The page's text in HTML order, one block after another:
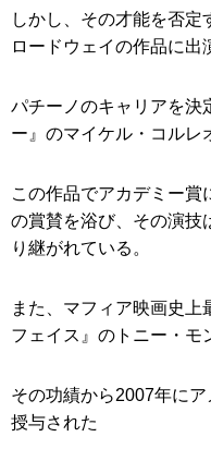
しかし、その才能を否
ロードウェイの作品に出
パチーノのキャリアを決
ー』のマイケル・コルレ
この作品でアカデミー賞
の賞賛を浴び、その演技
り継がれている。
また、マフィア映画史
フェイス』のトニー・モ
その功績から2007年に
授与された